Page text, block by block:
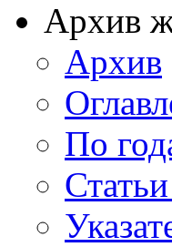
Архив
Архив
По